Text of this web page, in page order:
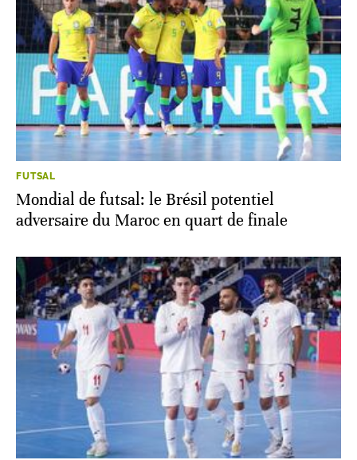
FUTSAL
Mondial de futsal: le Brésil potentiel
adversaire du Maroc en quart de finale